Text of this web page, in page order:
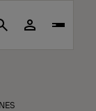
Search